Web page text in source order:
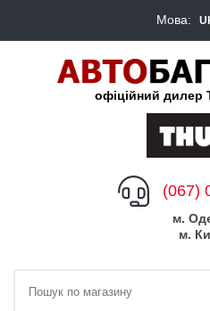
Мова:
офіційний дилер
(067)
м.
м.